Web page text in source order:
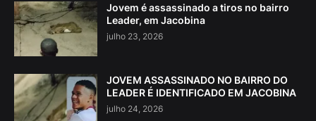
Jovem é assassinado a tiros no bairro
Leader, em Jacobina
julho 23, 2026
JOVEM ASSASSINADO NO BAIRRO DO
LEADER É IDENTIFICADO EM JACOBINA
julho 24, 2026